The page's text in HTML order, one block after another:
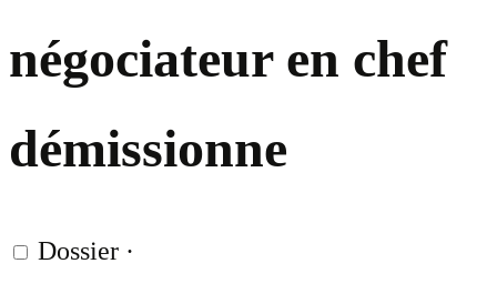
négociateur en chef
démissionne
Dossier ·